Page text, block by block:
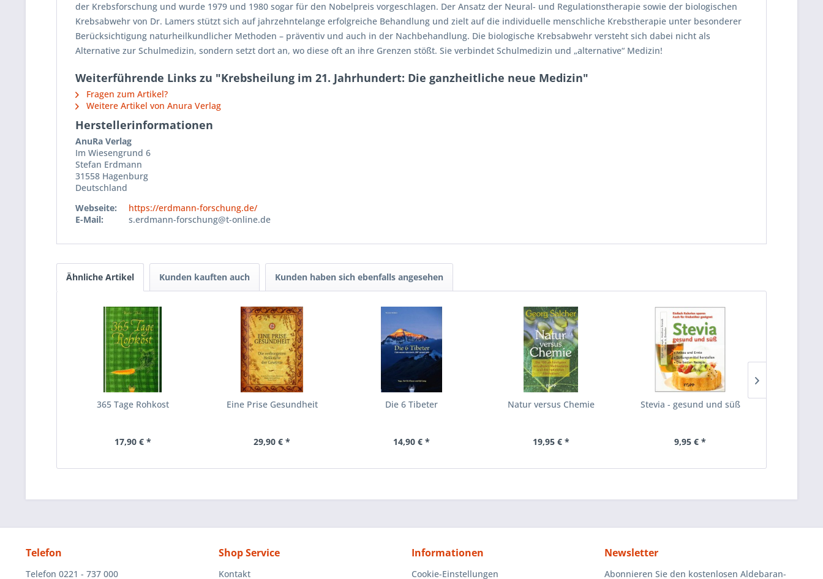
der Krebsforschung und wurde 1979 und 1980 sogar für den Nobelpreis vorgeschlagen. Der Ansatz der Neural- und Regulationstherapie sowie der biologischen
Krebsabwehr von Dr. Lamers stützt sich auf jahrzehntelange erfolgreiche Behandlung und zielt auf die individuelle menschliche Krebstherapie unter besonderer
Berücksichtigung naturheilkundlicher Methoden – präventiv und auch in der Nachbehandlung. Die biologische Krebsabwehr versteht sich dabei nicht als
Alternative zur Schulmedizin, sondern setzt dort an, wo diese oft an ihre Grenzen stößt. Sie verbindet Schulmedizin und „alternative“ Medizin!
Weiterführende Links zu "Krebsheilung im 21. Jahrhundert: Die ganzheitliche neue Medizin"
Fragen zum Artikel?
Weitere Artikel von Anura Verlag
Herstellerinformationen
AnuRa Verlag
Im Wiesengrund 6
Stefan Erdmann
31558 Hagenburg
Deutschland
Webseite:
https://erdmann-forschung.de/
E-Mail:
s.erdmann-forschung@t-online.de
Ähnliche Artikel Kunden kauften auch Kunden haben sich ebenfalls angesehen
365 Tage Rohkost
17,90 € *
Eine Prise Gesundheit
29,90 € *
Die 6 Tibeter
14,90 € *
Natur versus Chemie
19,95 € *
Stevia - gesund und süß
9,95 € *
Telefon
Telefon 0221 - 737 000
Shop Service
Kontakt
Informationen
Cookie-Einstellungen
Newsletter
Abonnieren Sie den kostenlosen Aldebaran-